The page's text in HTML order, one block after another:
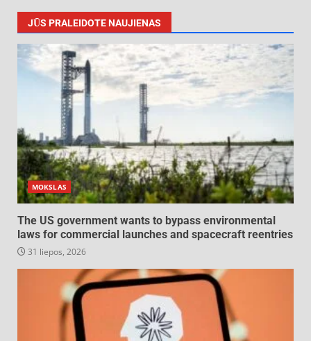
JŪS PRALEIDOTE NAUJIENAS
MOKSLAS
The US government wants to bypass environmental
laws for commercial launches and spacecraft reentries
31 liepos, 2026